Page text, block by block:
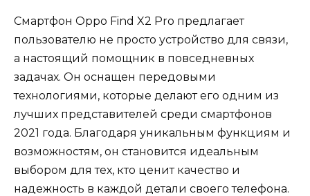
Смартфон Oppo Find X2 Pro предлагает
пользователю не просто устройство для связи,
а настоящий помощник в повседневных
задачах. Он оснащен передовыми
технологиями, которые делают его одним из
лучших представителей среди смартфонов
2021 года. Благодаря уникальным функциям и
возможностям, он становится идеальным
выбором для тех, кто ценит качество и
надежность в каждой детали своего телефона.